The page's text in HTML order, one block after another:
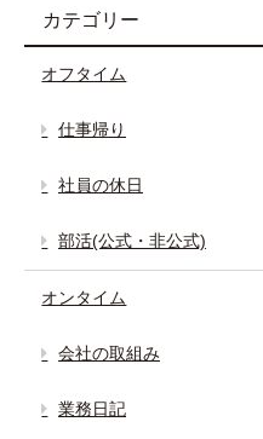
カテゴリー
オフタイム
仕事帰り
社員の休日
部活(公式・非公式)
オンタイム
会社の取組み
業務日記